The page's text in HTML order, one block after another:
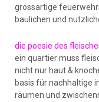
grossartige
baulichen und
die poesie des
ein quartier muss
nicht nur haut &
basis für nachhaltige
räumen und